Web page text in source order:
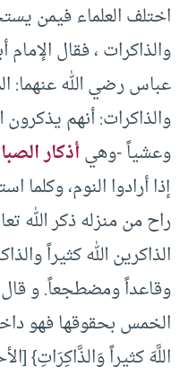
اختلف العلماء فيمن
والذاكرات ، فقال
عباس رضي الله عنهما:
والذاكرات: أنهم يذكرون
وعشياً -وهيأذكار
إذا أرادوا النوم، وكلما
راح من منزله ذكر الله
الذاكرين الله كثيراً
وقاعداً ومضطجعاً. و
الخمس بحقوقها فهو
اللَّهَ كثيراً وَالذَّاكِرَاتِ}